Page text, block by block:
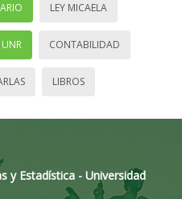
LEY MICAELA
UNR CONTABILIDAD
LIBROS
y Estadística - Universidad